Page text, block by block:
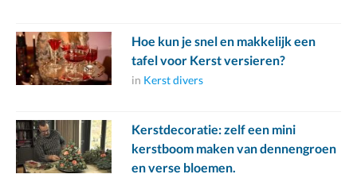
Hoe kun je snel en makkelijk een
tafel voor Kerst versieren?
in Kerst divers
Kerstdecoratie: zelf een mini
kerstboom maken van dennengroen
en verse bloemen.